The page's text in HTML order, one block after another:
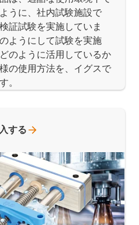
うに、社内試験施設で
証試験を実施していま
ようにして試験を実施
のように活用しているか
の使用方法を、イグスで
。
する